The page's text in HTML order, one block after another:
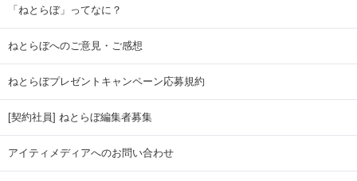
「ねとらぼ」ってなに？
ねとらぼへのご意見・ご感想
ねとらぼプレゼントキャンペーン応募規約
[契約社員] ねとらぼ編集者募集
アイティメディアへのお問い合わせ